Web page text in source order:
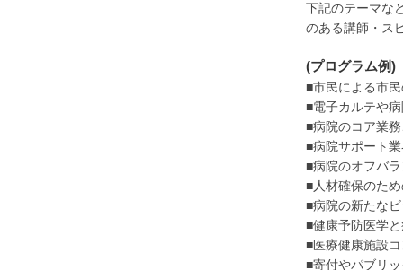
下記のテーマな
のある講師・ス
(プログラム例)
■市民による市
■電子カルテや
■病院のコア業
■病院サポート
■病院のオフバ
■人材確保のた
■病院の新たな
■健康予防医学
■医療健康施設
■寄付やパブリ